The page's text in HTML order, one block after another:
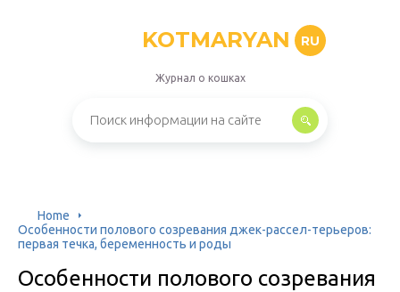
KOTMARYAN RU
Журнал о кошках
Home
Особенности полового созревания джек-рассел-терьеров:
первая течка, беременность и роды
Особенности полового созревания